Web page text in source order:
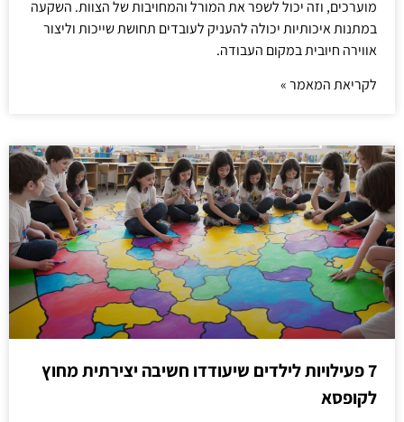
מוערכים, וזה יכול לשפר את המורל והמחויבות של הצוות. השקעה
במתנות איכותיות יכולה להעניק לעובדים תחושת שייכות וליצור
אווירה חיובית במקום העבודה.
לקריאת המאמר »
7 פעילויות לילדים שיעודדו חשיבה יצירתית מחוץ
לקופסא